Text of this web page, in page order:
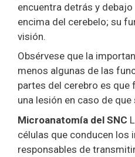
encuentra detrás y
encima del cerebelo; su
visión.
Obsérvese que la
menos algunas de las
partes del cerebro es
una lesión en caso de que
Microanatomía del SNC
células que conducen los
responsables de